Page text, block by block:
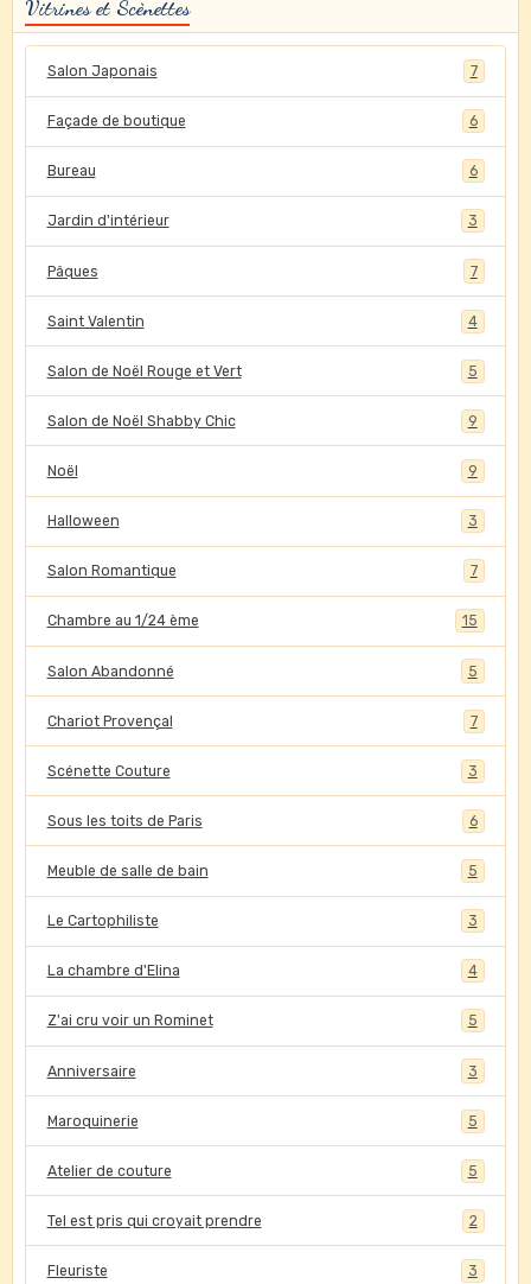
Vitrines et Scènettes
Salon Japonais 7
Façade de boutique 6
Bureau 6
Jardin d'intérieur 3
Pâques 7
Saint Valentin 4
Salon de Noël Rouge et Vert 5
Salon de Noël Shabby Chic 9
Noël 9
Halloween 3
Salon Romantique 7
Chambre au 1/24 ème 15
Salon Abandonné 5
Chariot Provençal 7
Scénette Couture 3
Sous les toits de Paris 6
Meuble de salle de bain 5
Le Cartophiliste 3
La chambre d'Elina 4
Z'ai cru voir un Rominet 5
Anniversaire 3
Maroquinerie 5
Atelier de couture 5
Tel est pris qui croyait prendre 2
Fleuriste 3